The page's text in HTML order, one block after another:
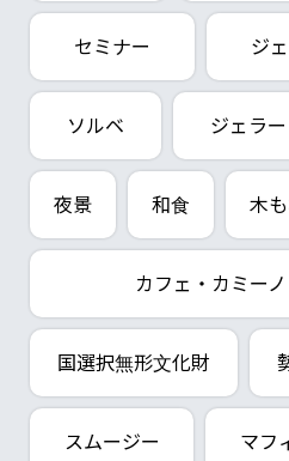
セミナー ジ
ソルベ ジェラー
夜景 和食 木
カフェ・カミー
国選択無形文化財
スムージー マフ